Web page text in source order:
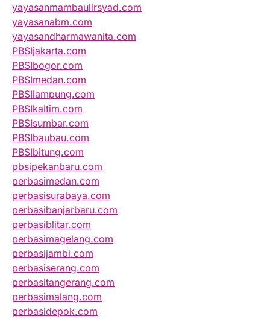
yayasanmambaulirsyad.com
yayasanabm.com
yayasandharmawanita.com
PBSIjakarta.com
PBSIbogor.com
PBSImedan.com
PBSIlampung.com
PBSIkaltim.com
PBSIsumbar.com
PBSIbaubau.com
PBSIbitung.com
pbsipekanbaru.com
perbasimedan.com
perbasisurabaya.com
perbasibanjarbaru.com
perbasiblitar.com
perbasimagelang.com
perbasijambi.com
perbasiserang.com
perbasitangerang.com
perbasimalang.com
perbasidepok.com